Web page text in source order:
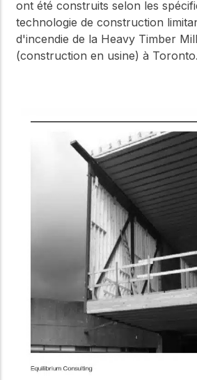
ont été construits selon les
technologie de construction
d'incendie de la Heavy Timber
(construction en usine) à Toronto.